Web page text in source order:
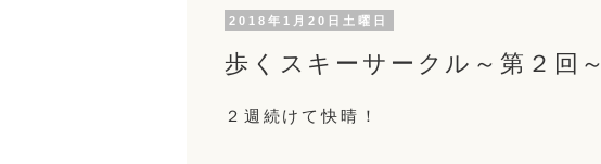
2018年1月20日土曜日
歩くスキーサークル～第２回～
２週続けて快晴！